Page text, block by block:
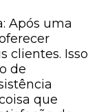
Após uma
clientes. Isso
de
que